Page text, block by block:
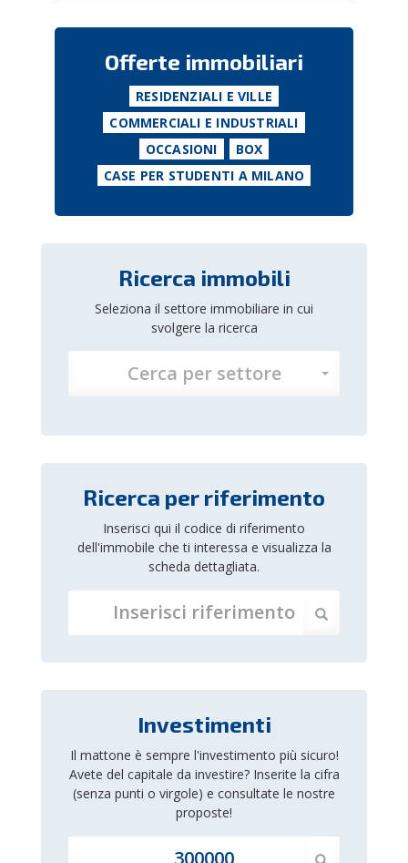
Offerte immobiliari
RESIDENZIALI E VILLE
COMMERCIALI E INDUSTRIALI
OCCASIONI
BOX
CASE PER STUDENTI A MILANO
Ricerca immobili
Seleziona il settore immobiliare in cui
svolgere la ricerca
Cerca per settore
Ricerca per riferimento
Inserisci qui il codice di riferimento
dell'immobile che ti interessa e visualizza la
scheda dettagliata.
Investimenti
Il mattone è sempre l'investimento più sicuro!
Avete del capitale da investire? Inserite la cifra
(senza punti o virgole) e consultate le nostre
proposte!